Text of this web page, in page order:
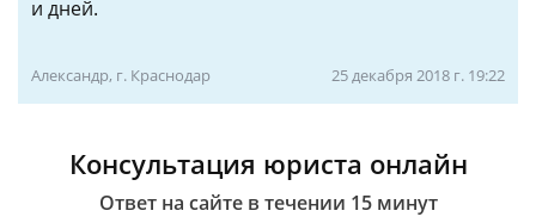
и дней.
Александр, г. Краснодар 25 декабря 2018 г. 19:22
Консультация юриста онлайн
Ответ на сайте в течении 15 минут